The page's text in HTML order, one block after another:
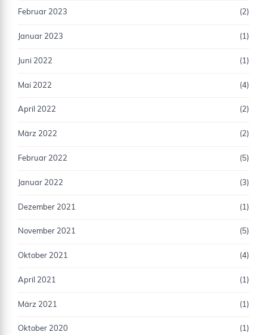
Februar 2023 (2)
Januar 2023 (1)
Juni 2022 (1)
Mai 2022 (4)
April 2022 (2)
März 2022 (2)
Februar 2022 (5)
Januar 2022 (3)
Dezember 2021 (1)
November 2021 (5)
Oktober 2021 (4)
April 2021 (1)
März 2021 (1)
Oktober 2020 (1)